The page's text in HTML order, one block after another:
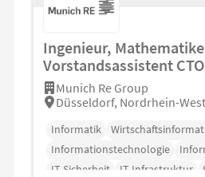
Ingenieur,
Vorstandsassistent
Munich Re Group
Düsseldorf, Nordrhein-
Informatik
Informationstechnologie
IT-Sicherheit
IT-Infrastruktur